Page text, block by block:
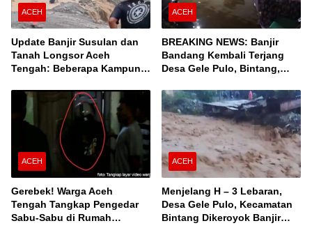
ACEH
Update Banjir Susulan dan
Tanah Longsor Aceh
Tengah: Beberapa Kampung
ACEH
BREAKING NEWS: Banjir
Bandang Kembali Terjang
Desa Gele Pulo, Bintang,
ACEH
Gerebek! Warga Aceh
Tengah Tangkap Pengedar
Sabu-Sabu di Rumah
ACEH
Menjelang H – 3 Lebaran,
Desa Gele Pulo, Kecamatan
Bintang Dikeroyok Banjir